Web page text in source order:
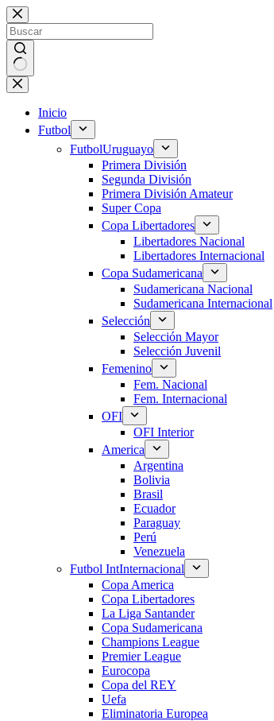
Saltar
al
contenido
Sin
resultados
Inicio
Futbol
FutbolUruguayo
Primera División
Segunda División
Primera División Amateur
Super Copa
Copa Libertadores
Libertadores Nacional
Libertadores Internacional
Copa Sudamericana
Sudamericana Nacional
Sudamericana Internacional
Selección
Selección Mayor
Selección Juvenil
Femenino
Fem. Nacional
Fem. Internacional
OFI
OFI Interior
America
Argentina
Bolivia
Brasil
Ecuador
Paraguay
Perú
Venezuela
Futbol IntInternacional
Copa America
Copa Libertadores
La Liga Santander
Copa Sudamericana
Champions League
Premier League
Eurocopa
Copa del REY
Uefa
Eliminatoria Europea